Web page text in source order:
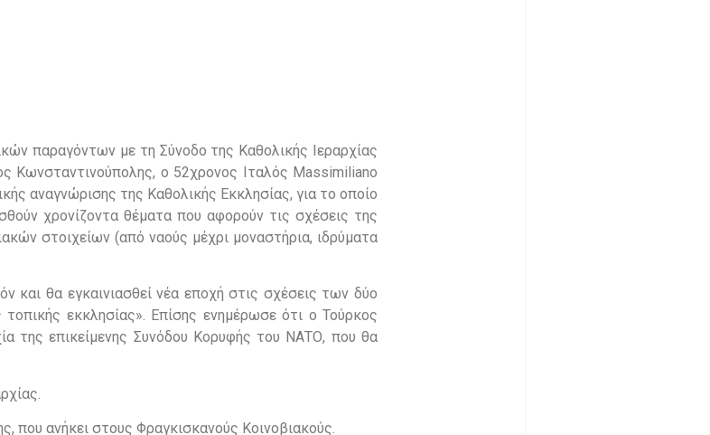
παραγόντων με τη Σύνοδο της Καθολικής Ιεραρχίας
Κωνσταντινούπολης, ο 52χρονος Ιταλός Massimiliano
αναγνώρισης της Καθολικής Εκκλησίας, για το οποίο
χρονίζοντα θέματα που αφορούν τις σχέσεις της
στοιχείων (από ναούς μέχρι μοναστήρια, ιδρύματα
και θα εγκαινιασθεί νέα εποχή στις σχέσεις των δύο
εκκλησίας». Επίσης ενημέρωσε ότι ο Τούρκος
της επικείμενης Συνόδου Κορυφής του ΝΑΤΟ, που θα
που ανήκει στους Φραγκισκανούς Κοινοβιακούς.